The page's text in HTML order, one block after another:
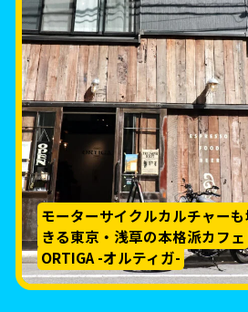
モーターサイクルカルチャー
きる東京・浅草の本格派カフェ
ORTIGA -オルティガ-